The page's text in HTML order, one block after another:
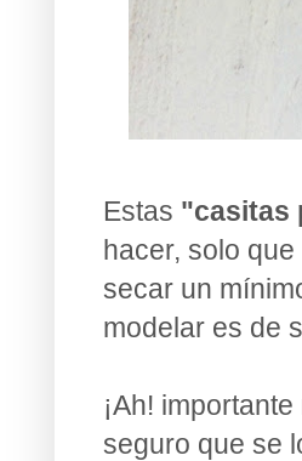
Estas "casitas
hacer, solo
secar un
modelar es de
¡Ah! importante
seguro que se